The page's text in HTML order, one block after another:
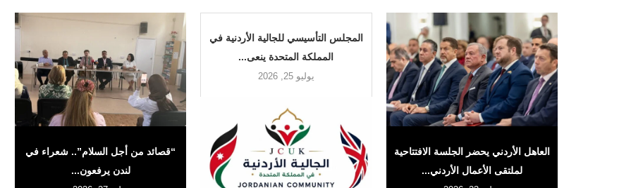
“قصائد من أجل السلام”.. شعراء في
لندن يرفعون...
المجلس التأسيسي للجالية الأردنية في
المملكة المتحدة ينعى...
يوليو 25, 2026
العاهل الأردني يحضر الجلسة الافتتاحية
لملتقى الأعمال الأردني...